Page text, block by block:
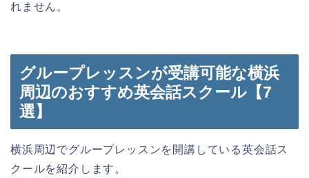
れません。
グループレッスンが受講可能な横浜
周辺のおすすめ英会話スクール【7
選】
横浜周辺でグループレッスンを開講している英会話ス
クールを紹介します。